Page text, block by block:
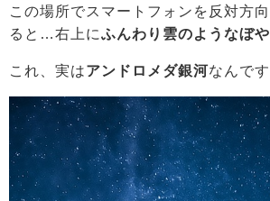
この場所でスマートフォンを反対方
ると…右上にふんわり雲のようなぼ
これ、実はアンドロメダ銀河なんです